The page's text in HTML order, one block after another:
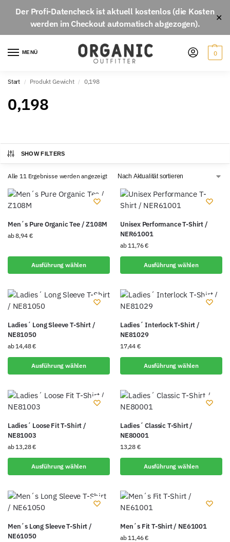
Der Profi-Datencheckist aktuell kostenlos(die Kosten
werden im Checkout automatisch abgezogen).
✕
MENÜ 0
Start / Produkt Gewicht / 0,198
0,198
SHOW FILTERS
Alle 11 Ergebnisse werden angezeigt
Men´s Pure Organic Tee / Z108M
ab8,94 €
Ausführung wählen
Unisex Performance T-Shirt /
NER61001
ab 11,76€
Ausführung wählen
Ladies´ Long Sleeve T-Shirt /
NE81050
ab 14,48€
Ausführung wählen
Ladies´ Interlock T-Shirt /
NE81029
17,44 €
Ausführung wählen
Ladies´ Loose Fit T-Shirt /
NE81003
ab 13,28€
Ausführung wählen
Ladies´ Classic T-Shirt /
NE80001
13,28 €
Ausführung wählen
Men´s Long Sleeve T-Shirt /
NE61050
Men´s Fit T-Shirt / NE61001
ab 11,46€